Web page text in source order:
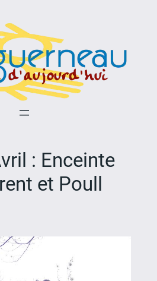
: Enceinte
et Poull